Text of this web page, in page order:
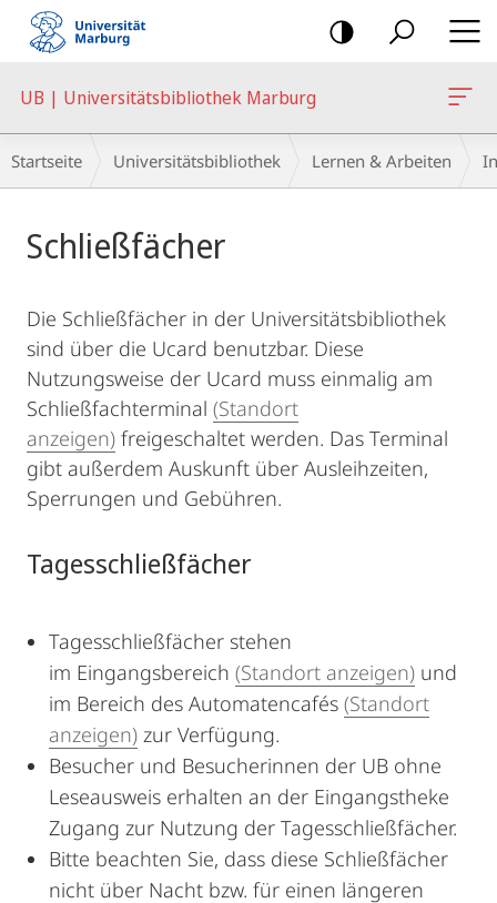
Mobile-
Navigation
UB | Universitätsbibliothek Marburg
Breadcrumb-
Navigation
Startseite Universitätsbibliothek Lernen & Arbeiten
Schließfächer
Die Schließfächer in der Universitätsbibliothek
sind über die Ucard benutzbar. Diese
Nutzungsweise der Ucard muss einmalig am
Schließfachterminal (Standort
anzeigen) freigeschaltet werden. Das Terminal
gibt außerdem Auskunft über Ausleihzeiten,
Sperrungen und Gebühren.
Tagesschließfächer
Tagesschließfächer stehen
im Eingangsbereich (Standort anzeigen) und
im Bereich des Automatencafés (Standort
anzeigen) zur Verfügung.
Besucher und Besucherinnen der UB ohne
Leseausweis erhalten an der Eingangstheke
Zugang zur Nutzung der Tagesschließfächer.
Bitte beachten Sie, dass diese Schließfächer
nicht über Nacht bzw. für einen längeren